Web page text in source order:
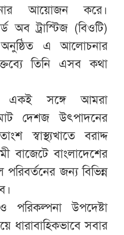
আয়োজন করে।
অব ট্রাস্টিজ (বিওটি)
এ আলোচনার
তিনি এসব কথা
একই সঙ্গে আমরা
মোট দেশজ উৎপাদনের
স্বাস্থ্যখাতে বরাদ্দ
বাজেটে বাংলাদেশের
পরিবর্তনের জন্য বিভিন্ন
ও পরিকল্পনা উপদেষ্টা
ধারাবাহিকভাবে সবার